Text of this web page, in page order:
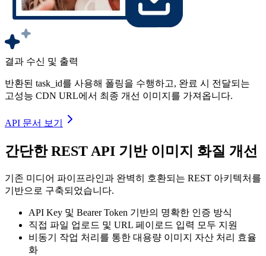
결과 수신 및 출력
반환된 task_id를 사용해 폴링을 수행하고, 완료 시 전달되는
고성능 CDN URL에서 최종 개선 이미지를 가져옵니다.
API 문서 보기
간단한 REST API 기반 이미지 화질 개선
기존 미디어 파이프라인과 완벽히 호환되는 REST 아키텍처를
기반으로 구축되었습니다.
API Key 및 Bearer Token 기반의 명확한 인증 방식
직접 파일 업로드 및 URL 페이로드 입력 모두 지원
비동기 작업 처리를 통한 대용량 이미지 자산 처리 효율
화